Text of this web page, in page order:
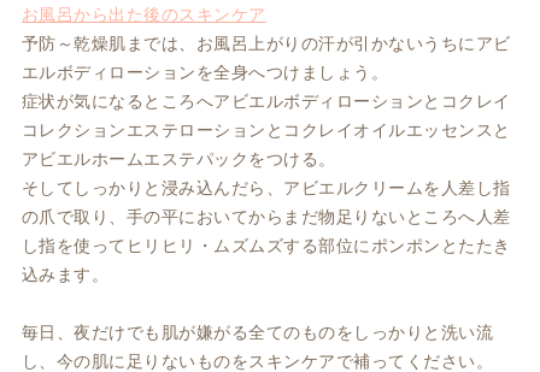
お風呂から出た後のスキンケア
予防～乾燥肌までは、お風呂上がりの汗が引かないうちにアビ
エルボディローションを全身へつけましょう。
症状が気になるところへアビエルボディローションとコクレイ
コレクションエステローションとコクレイオイルエッセンスと
アビエルホームエステパックをつける。
そしてしっかりと浸み込んだら、 アビエルクリームを人差し指
の爪で取り、手の平においてからまだ物足りないところへ人差
し指を使ってヒリヒリ・ムズムズする部位にポンポンとたたき
込みます。
毎日、夜だけでも肌が嫌がる全てのものをしっかりと洗い流
し、今の肌に足りないものをスキンケアで補ってください。